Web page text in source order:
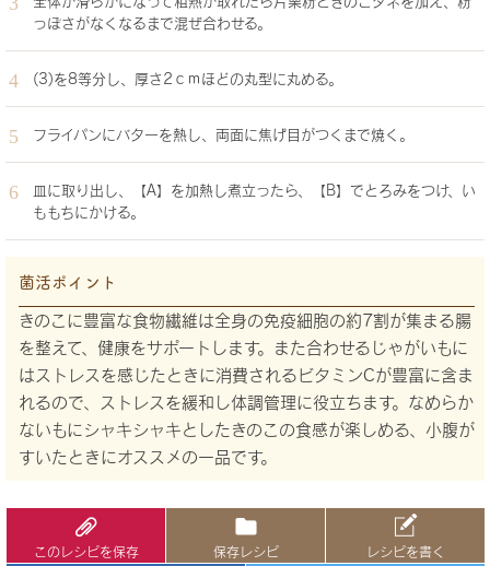
っぽさがなくなるまで混ぜ合わせる。
(3)を8等分し、厚さ2ｃｍほどの丸型に丸める。
フライパンにバターを熱し、両面に焦げ目がつくまで焼く。
皿に取り出し、【A】を加熱し煮立ったら、【B】でとろみをつけ、い
ももちにかける。
菌活ポイント
きのこに豊富な食物繊維は全身の免疫細胞の約7割が集まる腸
を整えて、健康をサポートします。また合わせるじゃがいもに
はストレスを感じたときに消費されるビタミンCが豊富に含ま
れるので、ストレスを緩和し体調管理に役立ちます。なめらか
ないもにシャキシャキとしたきのこの食感が楽しめる、小腹が
すいたときにオススメの一品です。
このレシピを保存 保存レシピ レシピを書く